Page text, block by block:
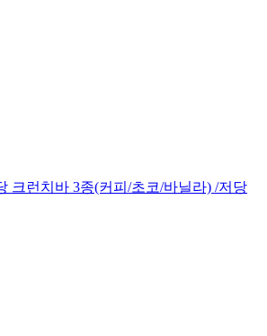
크런치바 3종(커피/초코/바닐라) /저당